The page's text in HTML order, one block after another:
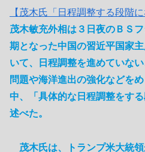
【茂木氏「日程調整する段階
茂木敏充外相は３日夜のＢＳ
期となった中国の習近平国家
いて、日程調整を進めていな
問題や海洋進出の強化などを
中、「具体的な日程調整をす
述べた。
茂木氏は、トランプ米大統